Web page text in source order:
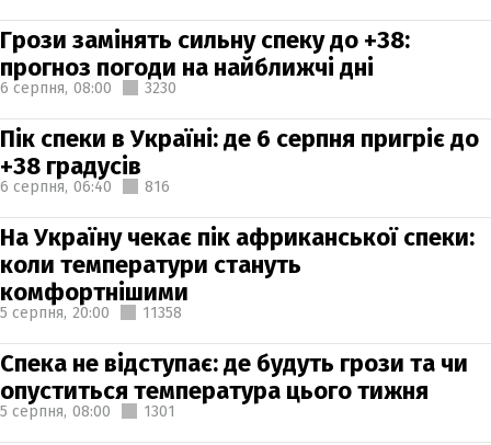
Грози замінять сильну спеку до +38:
прогноз погоди на найближчі дні
6 серпня, 08:00 3230
Пік спеки в Україні: де 6 серпня пригріє до
+38 градусів
6 серпня, 06:40 816
На Україну чекає пік африканської спеки:
коли температури стануть
комфортнішими
5 серпня, 20:00 11358
Спека не відступає: де будуть грози та чи
опуститься температура цього тижня
5 серпня, 08:00 1301